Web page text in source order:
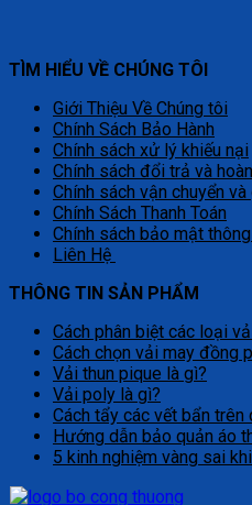
TÌM HIỂU VỀ CHÚNG TÔI
Giới Thiệu Về Chúng tôi
Chính Sách Bảo Hành
Chính sách xử lý khiếu nại
Chính sách đổi trả và
Chính sách vận chuyển và
Chính Sách Thanh Toán
Chính sách bảo mật
Liên Hệ
THÔNG TIN SẢN PHẨM
Cách phân biệt các loại
Cách chọn vải may đồng
Vải thun pique là gì?
Vải poly là gì?
Cách tẩy các vết bẩn trên
Hướng dẫn bảo quản áo
5 kinh nghiệm vàng sai